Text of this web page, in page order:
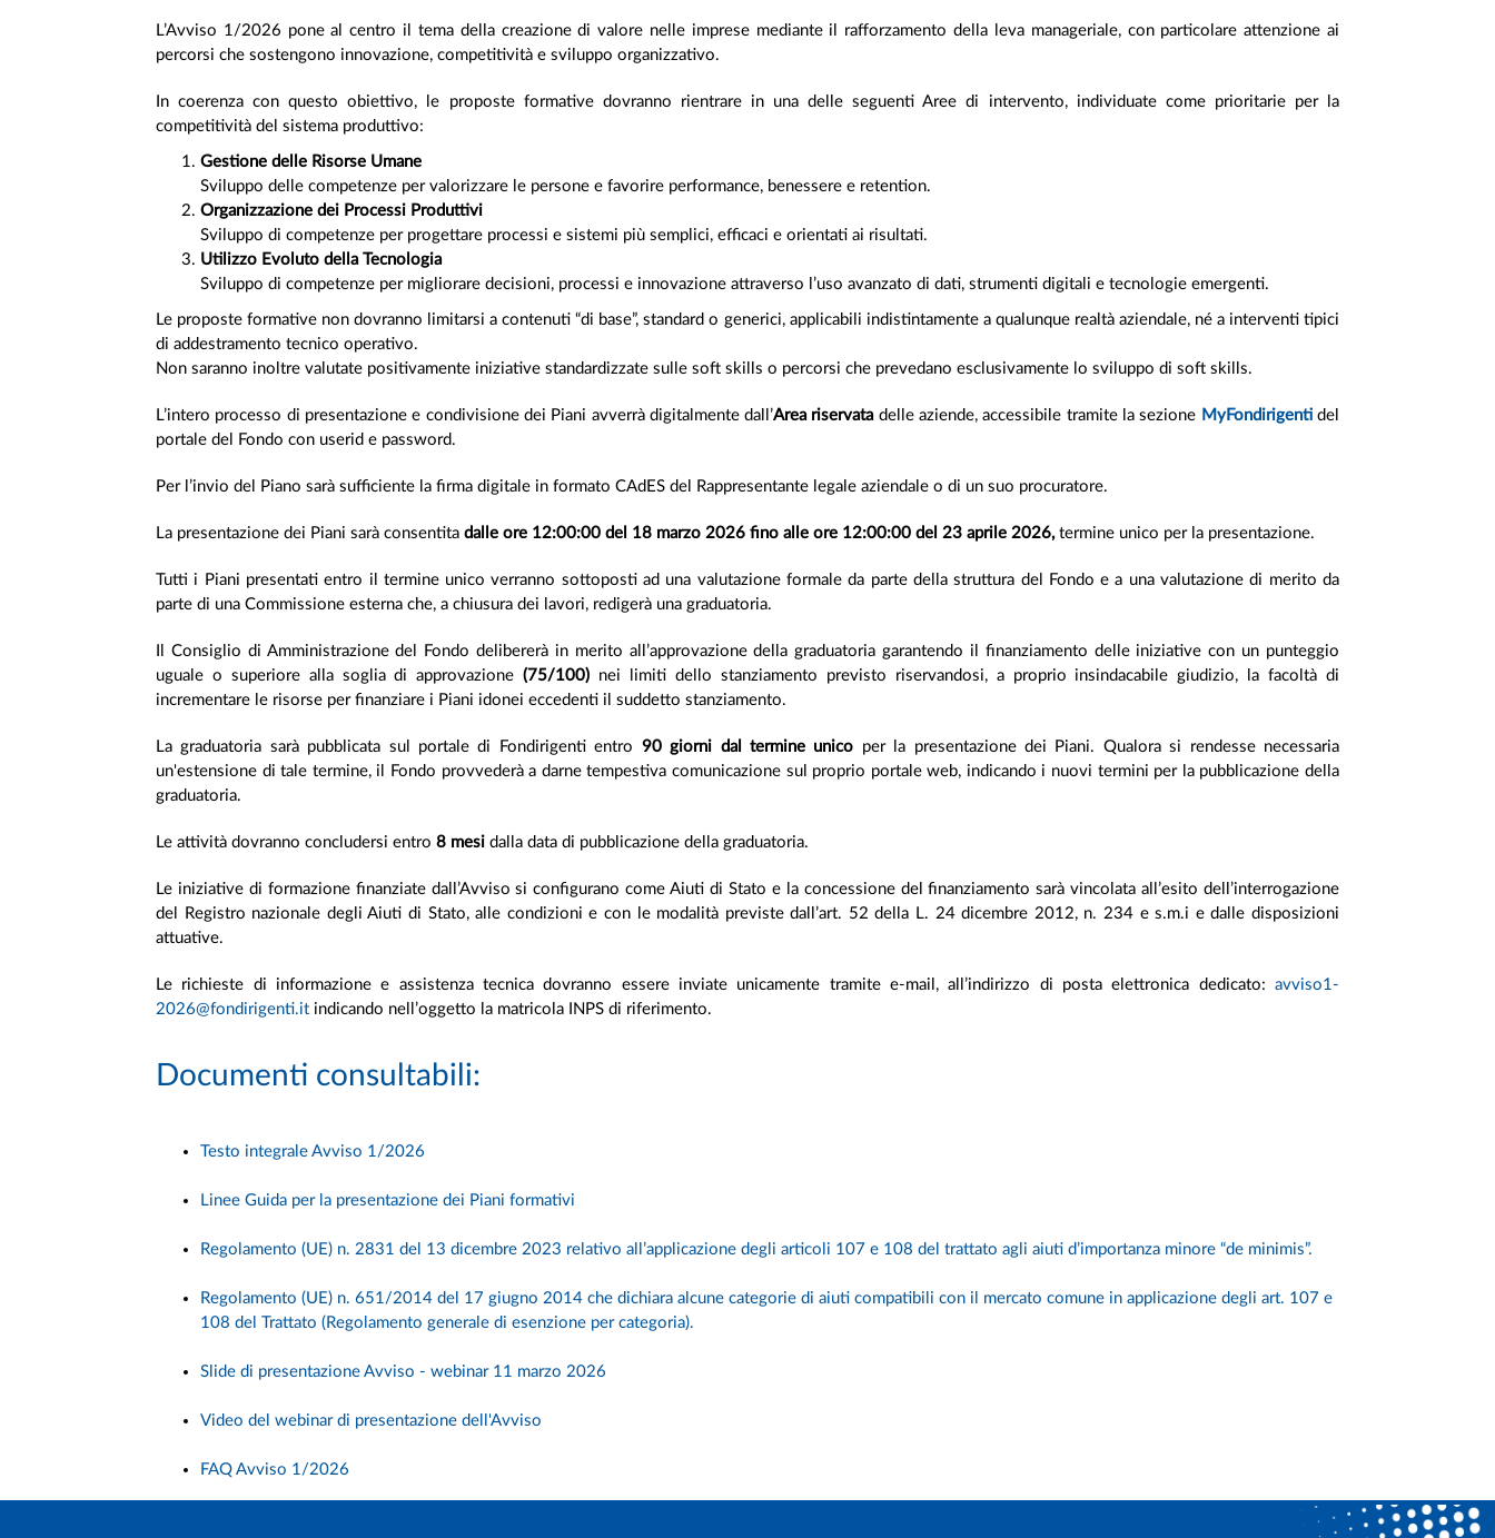
L’Avviso 1/2026 pone al centro il tema della creazione di valore nelle imprese mediante il rafforzamento della leva manageriale, con particolare attenzione ai
percorsi che sostengono innovazione, competitività e sviluppo organizzativo.
In coerenza con questo obiettivo, le proposte formative dovranno rientrare in una delle seguenti Aree di intervento, individuate come prioritarie per la
competitività del sistema produttivo:
Gestione delle Risorse Umane
Sviluppo delle competenze per valorizzare le persone e favorire performance, benessere e retention.
Organizzazione dei Processi Produttivi
Sviluppo di competenze per progettare processi e sistemi più semplici, efficaci e orientati ai risultati.
Utilizzo Evoluto della Tecnologia
Sviluppo di competenze per migliorare decisioni, processi e innovazione attraverso l’uso avanzato di dati, strumenti digitali e tecnologie emergenti.
Le proposte formative non dovranno limitarsi a contenuti “di base”, standard o generici, applicabili indistintamente a qualunque realtà aziendale, né a interventi tipici
di addestramento tecnico operativo.
Non saranno inoltre valutate positivamente iniziative standardizzate sulle soft skills o percorsi che prevedano esclusivamente lo sviluppo di soft skills.
L’intero processo di presentazione e condivisione dei Piani avverrà digitalmente dall’Area riservatadelle aziende, accessibile tramite la sezione MyFondirigentidel
portale del Fondo con userid e password.
Per l’invio del Piano sarà sufficiente la firma digitale in formato CAdES del Rappresentante legale aziendale o di un suo procuratore.
La presentazione dei Piani sarà consentita dalle ore 12:00:00 del 18 marzo 2026 fino alle ore 12:00:00 del 23 aprile 2026,termine unico per la presentazione.
Tutti i Piani presentati entro il termine unico verranno sottoposti ad una valutazione formale da parte della struttura del Fondo e a una valutazione di merito da
parte di una Commissione esterna che, a chiusura dei lavori, redigerà una graduatoria.
Il Consiglio di Amministrazione del Fondo delibererà in merito all’approvazione della graduatoria garantendo il finanziamento delle iniziative con un punteggio
uguale o superiore alla soglia di approvazione(75/100) nei limiti dello stanziamento previsto riservandosi, a proprio insindacabile giudizio, la facoltà di
incrementare le risorse per finanziare i Piani idonei eccedenti il suddetto stanziamento.
La graduatoria sarà pubblicata sul portale di Fondirigenti entro 90 giorni dal termine unico per la presentazione dei Piani. Qualora si rendesse necessaria
un'estensione di tale termine, il Fondo provvederà a darne tempestiva comunicazione sul proprio portale web, indicando i nuovi termini per la pubblicazione della
graduatoria.
Le attività dovranno concludersi entro 8 mesi dalla data di pubblicazione della graduatoria.
Le iniziative di formazione finanziate dall’Avviso si configurano come Aiuti di Stato e la concessione del finanziamento sarà vincolata all’esito dell’interrogazione
del Registro nazionale degli Aiuti di Stato, alle condizioni e con le modalità previste dall’art. 52 della L. 24 dicembre 2012, n. 234 e s.m.i e dalle disposizioni
attuative.
Le richieste di informazione e assistenza tecnica dovranno essere inviate unicamente tramite e-mail, all’indirizzo di posta elettronica dedicato: avviso1-
2026@fondirigenti.it indicando nell’oggetto la matricola INPS di riferimento.
Documenti consultabili:
Testo integrale Avviso 1/2026
Linee Guida per la presentazione dei Piani formativi
Regolamento (UE) n. 2831 del 13 dicembre 2023 relativo all’applicazione degli articoli 107 e 108 del trattato agli aiuti d’importanza minore “de minimis”.
Regolamento (UE) n. 651/2014 del 17 giugno 2014 che dichiara alcune categorie di aiuti compatibili con il mercato comune in applicazione degli art. 107 e
108 del Trattato (Regolamento generale di esenzione per categoria).
Slide di presentazione Avviso - webinar 11 marzo 2026
Video del webinar di presentazione dell'Avviso
FAQ Avviso 1/2026